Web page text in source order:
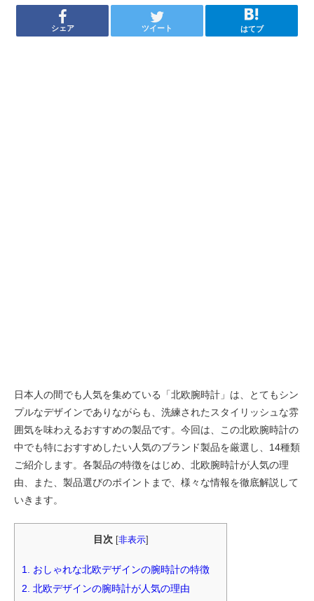
シェア ツイート はてブ
日本人の間でも人気を集めている「北欧腕時計」は、とてもシン
プルなデザインでありながらも、洗練されたスタイリッシュな雰
囲気を味わえるおすすめの製品です。今回は、この北欧腕時計の
中でも特におすすめしたい人気のブランド製品を厳選し、14種類
ご紹介します。各製品の特徴をはじめ、北欧腕時計が人気の理
由、また、製品選びのポイントまで、様々な情報を徹底解説して
いきます。
目次 非表示]
1.
おしゃれな北欧デザインの腕時計の特徴
2. 北欧デザインの腕時計が人気の理由